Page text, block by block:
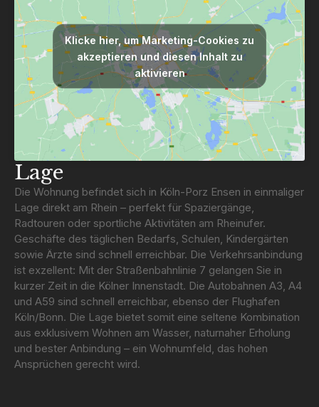
Klicke hier, um Marketing-Cookies zu
akzeptieren und diesen Inhalt zu
aktivieren
Lage
Die Wohnung befindet sich in Köln-Porz Ensen in einmaliger
Lage direkt am Rhein – perfekt für Spaziergänge,
Radtouren oder sportliche Aktivitäten am Rheinufer.
Geschäfte des täglichen Bedarfs, Schulen, Kindergärten
sowie Ärzte sind schnell erreichbar. Die Verkehrsanbindung
ist exzellent: Mit der Straßenbahnlinie 7 gelangen Sie in
kurzer Zeit in die Kölner Innenstadt. Die Autobahnen A3, A4
und A59 sind schnell erreichbar, ebenso der Flughafen
Köln/Bonn. Die Lage bietet somit eine seltene Kombination
aus exklusivem Wohnen am Wasser, naturnaher Erholung
und bester Anbindung – ein Wohnumfeld, das hohen
Ansprüchen gerecht wird.